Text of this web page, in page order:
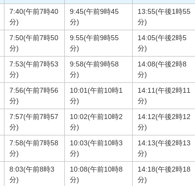
7:40(午前7時40
分)
9:45(午前9時45
分)
13:55(午後1時55
分)
7:50(午前7時50
分)
9:55(午前9時55
分)
14:05(午後2時5
分)
7:53(午前7時53
分)
9:58(午前9時58
分)
14:08(午後2時8
分)
7:56(午前7時56
分)
10:01(午前10時1
分)
14:11(午後2時11
分)
7:57(午前7時57
分)
10:02(午前10時2
分)
14:12(午後2時12
分)
7:58(午前7時58
分)
10:03(午前10時3
分)
14:13(午後2時13
分)
8:03(午前8時3
分)
10:08(午前10時8
分)
14:18(午後2時18
分)